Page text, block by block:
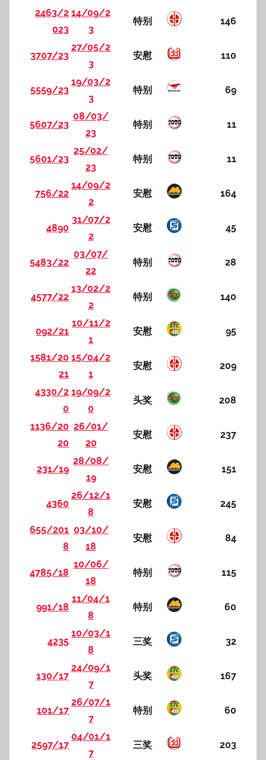
2463/2
023
14/09/2
3
特别 146
3707/23
27/05/2
3
安慰 110
5559/23
19/03/2
3
特别 69
5607/23
08/03/
23
特别 11
5601/23
25/02/
23
特别 11
756/22
14/09/2
2
安慰 164
4890
31/07/2
2
安慰 45
5483/22
03/07/
22
特别 28
4577/22
13/02/2
2
特别 140
092/21
10/11/2
1
安慰 95
1581/20
21
15/04/2
1
安慰 209
4330/2
0
19/09/2
0
头奖 208
1136/20
20
26/01/
20
安慰 237
231/19
28/08/
19
安慰 151
4360
26/12/1
8
安慰 245
655/201
8
03/10/
18
安慰 84
4785/18
10/06/
18
特别 115
991/18
11/04/1
8
特别 60
4235
10/03/1
8
三奖 32
130/17
24/09/1
7
头奖 167
101/17
26/07/1
7
特别 60
2597/17
04/01/1
7
三奖 203